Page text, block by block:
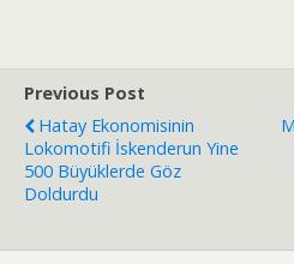
Previous Post
Hatay Ekonomisinin
Lokomotifi İskenderun Yine
500 Büyüklerde Göz
Doldurdu